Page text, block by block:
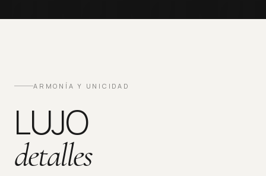
ARMONÍA Y UNICIDAD
LUJO
detalles